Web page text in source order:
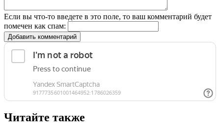
Если вы что-то введете в это поле, то ваш комментарий будет
помечен как спам:
Добавить комментарий
Читайте также